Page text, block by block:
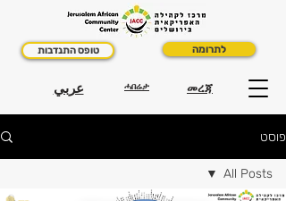
טופס התנדבות
عربي ሓበሬታ
לתרומה
መረጃ
פוסט
All Posts